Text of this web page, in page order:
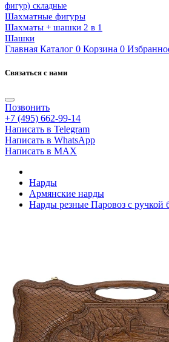
фигур) складные
Шахматные фигуры
Шахматы + шашки 2 в 1
Шашки
Главная Каталог 0 Корзина 0
Связаться с нами
Позвонить
+7 (495) 662-99-14
Написать в Telegram
Написать в WhatsApp
Написать в MAX
Нарды
Армянские нарды
Нарды резные Паровоз с ручкой